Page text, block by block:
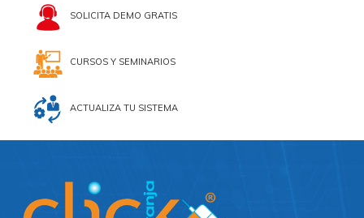
SOLICITA DEMO GRATIS
CURSOS Y SEMINARIOS
ACTUALIZA TU SISTEMA